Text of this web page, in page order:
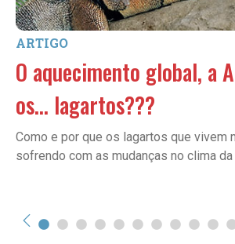
ARTIGO
O aquecimento global, a
os… lagartos???
Como e por que os lagartos que vivem
sofrendo com as mudanças no clima da